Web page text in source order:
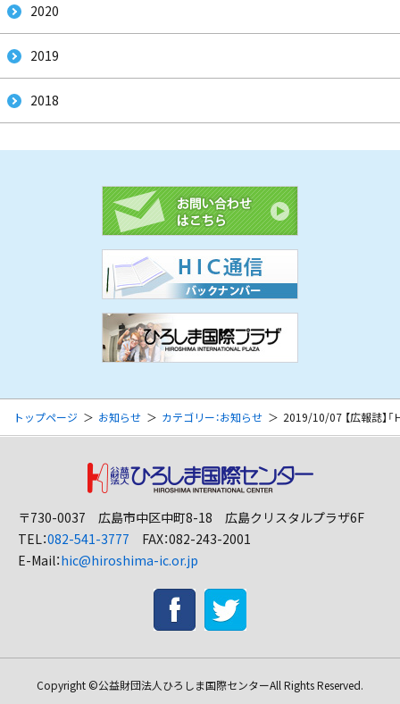
2020
2019
2018
トップページ お知らせ カテゴリー：お知らせ 2019/10/07 【広報誌】
〒730-0037 広島市中区中町8-18 広島クリスタルプラザ6F
TEL：082-541-3777 FAX：082-243-2001
E-Mail：hic@hiroshima-ic.or.jp
Copyright ©公益財団法人ひろしま国際センターAll Rights Reserved.